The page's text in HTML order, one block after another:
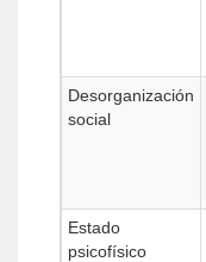
Desorganización
social
Estado
psicofísico